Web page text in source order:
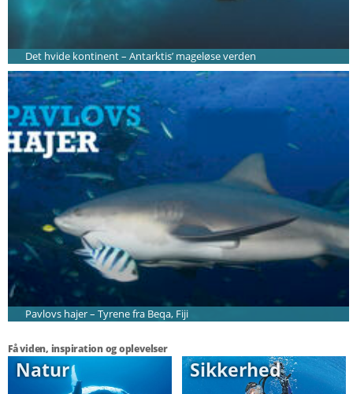
Det hvide kontinent – Antarktis’ mageløse verden
Pavlovs hajer – Tyrene fra Beqa, Fiji
Få viden, inspiration og oplevelser
Natur Sikkerhed